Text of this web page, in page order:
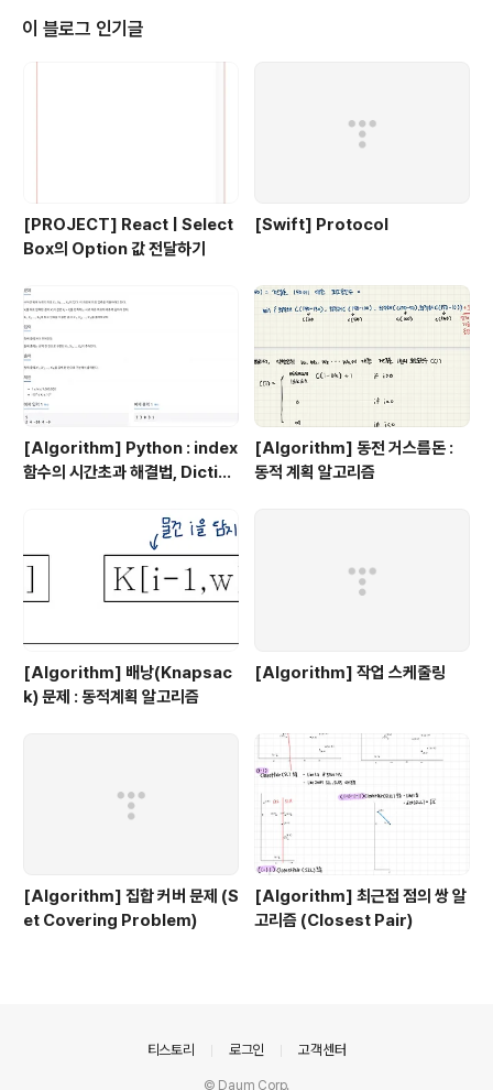
ayout 설정(영상 비율은 대부분 16:9) - CustomClass
이름을 YTPlayerView로 설정 - ViewController에 연
결 @IBOutlet weak var playerView: YTPlayerVie
이 블로그 인기글
[PROJECT] React | Select
Box의 Option 값 전달하기
[Swift] Protocol
[Algorithm] Python : index
함수의 시간초과 해결법, Diction
[Algorithm] 동전 거스름돈 :
동적 계획 알고리즘
[Algorithm] 배낭(Knapsac
k) 문제 : 동적계획 알고리즘
[Algorithm] 작업 스케줄링
[Algorithm] 집합 커버 문제 (S
et Covering Problem)
[Algorithm] 최근접 점의 쌍 알
고리즘 (Closest Pair)
티스토리 로그인 고객센터
© Daum Corp.